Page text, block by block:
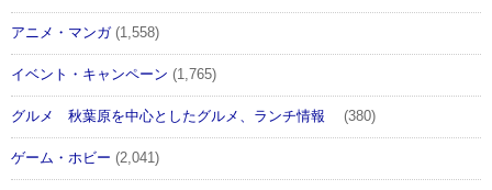
アニメ・マンガ(1,558)
イベント・キャンペーン (1,765)
グルメ 秋葉原を中心としたグルメ、ランチ情報 (380)
ゲーム・ホビー (2,041)